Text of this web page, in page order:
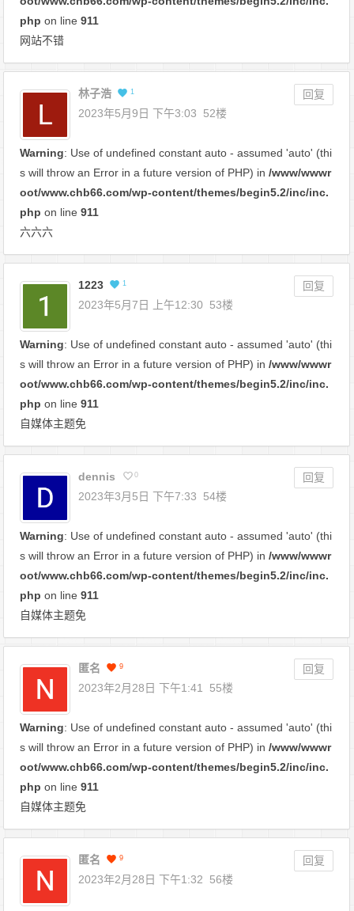
php on line911
网站不错
林子浩 1
回复
2023年5月9日 下午3:03
52楼
Warning: Use of undefined constant auto - assumed 'auto' (thi
s will throw an Error in a future version of PHP) in/www/wwwr
oot/www.chb66.com/wp-content/themes/begin5.2/inc/inc.
php on line911
六六六
1223 1
回复
2023年5月7日 上午12:30
53楼
Warning: Use of undefined constant auto - assumed 'auto' (thi
s will throw an Error in a future version of PHP) in/www/wwwr
oot/www.chb66.com/wp-content/themes/begin5.2/inc/inc.
php on line911
自媒体主题免
dennis 0
回复
2023年3月5日 下午7:33
54楼
Warning: Use of undefined constant auto - assumed 'auto' (thi
s will throw an Error in a future version of PHP) in/www/wwwr
oot/www.chb66.com/wp-content/themes/begin5.2/inc/inc.
php on line911
自媒体主题免
匿名 9
回复
2023年2月28日 下午1:41
55楼
Warning: Use of undefined constant auto - assumed 'auto' (thi
s will throw an Error in a future version of PHP) in/www/wwwr
oot/www.chb66.com/wp-content/themes/begin5.2/inc/inc.
php on line911
自媒体主题免
匿名 9
回复
2023年2月28日 下午1:32
56楼